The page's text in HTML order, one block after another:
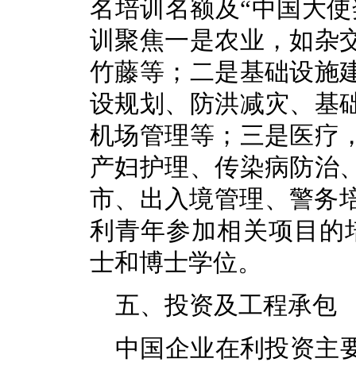
名培训名额及“中国大
训聚焦一是农业，如杂
竹藤等；二是基础设施
设规划、防洪减灾、基
机场管理等；三是医疗
产妇护理、传染病防治
市、出入境管理、警务
利青年参加相关项目的
士和博士学位。
五、投资及工程承包
中国企业在利投资主